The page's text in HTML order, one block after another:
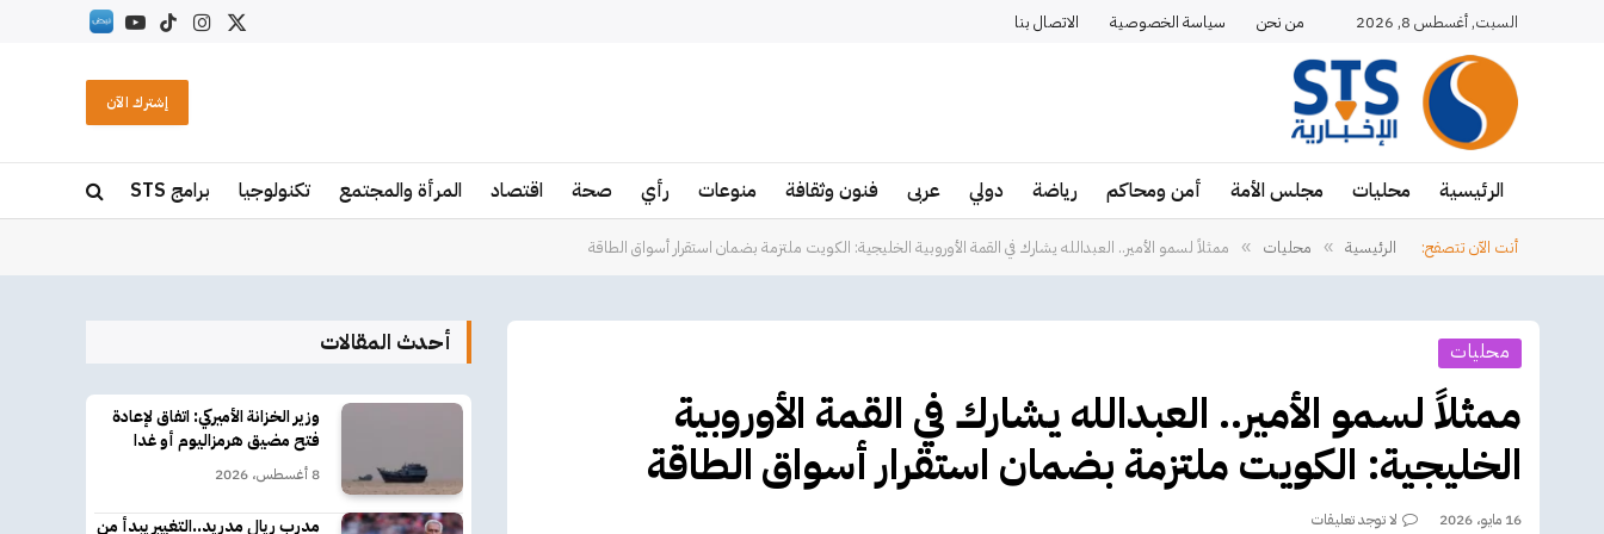
السبت, أغسطس 8, 2026 من نحن سياسة الخصوصية الاتصال بنا
X
الانستغرام
تيكتوكيوتيوب
RSS
إشترك الآن
الرئيسية محليات مجلس الأمة أمن ومحاكم رياضة دولي عربى فنون وثقافة منوعات رأي صحة اقتصاد المرأة والمجتمع تكنولوجيا برامج STS
أنت الآن تتصفح: الرئيسية » محليات » ممثلاً لسمو الأمير.. العبدالله يشارك في القمة الأوروبية الخليجية: الكويت ملتزمة بضمان استقرار أسواق الطاقة
محليات
ممثلاً لسمو الأمير.. العبدالله يشارك في القمة الأوروبية
الخليجية: الكويت ملتزمة بضمان استقرار أسواق الطاقة
16 مايو، 2026 لا توجد تعليقات
أحدث المقالات
وزير الخزانة الأميركي: اتفاق لإعادة
فتح مضيق هرمزاليوم أو غدا
8 أغسطس، 2026
مدرب ريال مدريد..التغيير يبدأ من